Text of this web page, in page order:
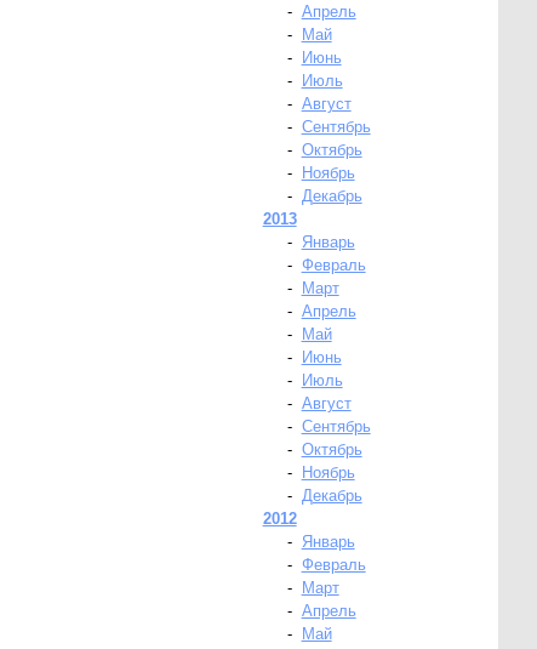
- Апрель
-
Май
-
Июнь
-
Июль
- Август
- Сентябрь
- Октябрь
-
Ноябрь
- Декабрь
2013
-
Январь
- Февраль
-
Март
- Апрель
-
Май
-
Июнь
-
Июль
- Август
- Сентябрь
- Октябрь
-
Ноябрь
- Декабрь
2012
-
Январь
- Февраль
-
Март
- Апрель
-
Май